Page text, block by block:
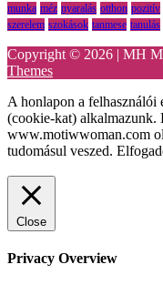
munka méz nyaralás otthon pozitív
szerelem szokások tanmese tanulás
Copyright © 2026 | MH
Themes
A honlapon a felhasználói
(cookie-kat) alkalmazunk.
www.motiwwoman.com
tudomásul veszed.
Close
Privacy Overview